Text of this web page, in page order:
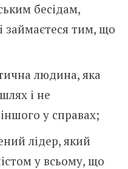
бесідам,
тим, що
людина, яка
і не
у справах;
лідер, який
у всьому, що